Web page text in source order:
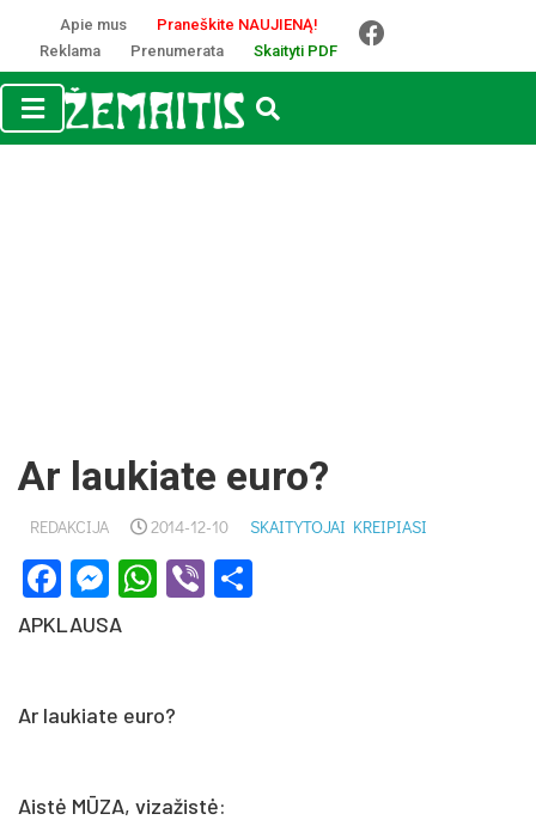
Apie mus
Praneškite NAUJIENĄ!
Reklama
Prenumerata Skaityti PDF
Ar laukiate euro?
REDAKCIJA 2014-12-10 SKAITYTOJAI KREIPIASI
Facebook
Messenger
WhatsApp
Viber
APKLAUSA
Ar laukiate euro?
Aistė MŪZA, vizažistė: